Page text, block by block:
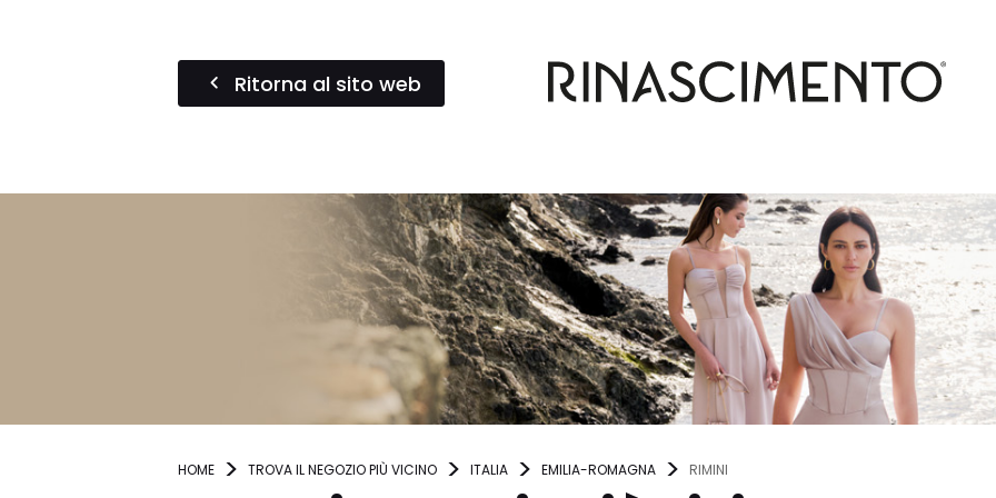
Ritorna al sito web
HOME TROVA IL NEGOZIO PIÙ VICINO ITALIA EMILIA-ROMAGNA RIMINI